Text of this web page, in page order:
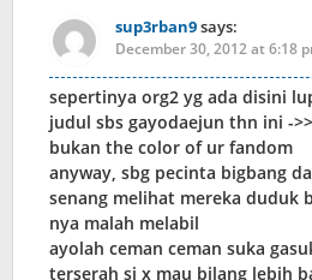
sup3rban9says:
December 30, 2012 at 6:18
sepertinya org2 yg ada disini
judul sbs gayodaejun thn ini -
bukan the color of ur fandom
anyway, sbg pecinta bigbang
senang melihat mereka duduk
nya malah melabil
ayolah ceman ceman suka
terserah si x mau bilang lebih